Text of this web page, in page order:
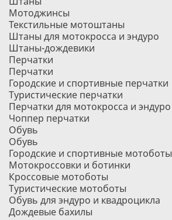
Мотоджинсы
Текстильные мотоштаны
Штаны для мотокросса и эндуро
Штаны-дождевики
Перчатки
Перчатки
Городские и спортивные перчатки
Туристические перчатки
Перчатки для мотокросса и эндуро
Чоппер перчатки
Обувь
Обувь
Городские и спортивные мотоботы
Мотокроссовки и ботинки
Кроссовые мотоботы
Туристические мотоботы
Обувь для эндуро и квадроцикла
Дождевые бахилы